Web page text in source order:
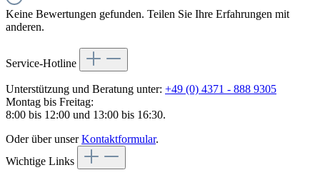
Keine Bewertungen gefunden. Teilen Sie Ihre Erfahrungen mit
anderen.
Service-Hotline
Unterstützung und Beratung unter: +49 (0) 4371 - 888 9305
Montag bis Freitag:
8:00 bis 12:00 und 13:00 bis 16:30.
Oder über unserKontaktformular.
Wichtige Links